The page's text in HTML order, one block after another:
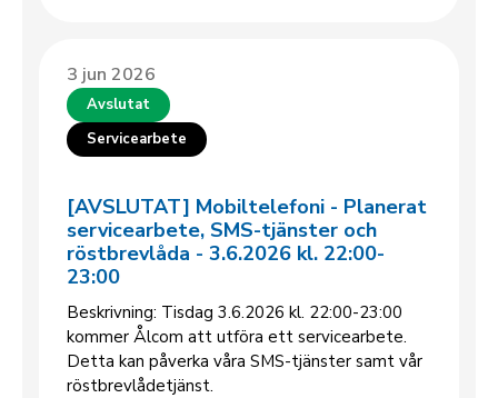
3 jun 2026
Avslutat
Servicearbete
[AVSLUTAT] Mobiltelefoni - Planerat
servicearbete, SMS-tjänster och
röstbrevlåda - 3.6.2026 kl. 22:00-
23:00
Beskrivning: Tisdag 3.6.2026 kl. 22:00-23:00
kommer Ålcom att utföra ett servicearbete.
Detta kan påverka våra SMS-tjänster samt vår
röstbrevlådetjänst.